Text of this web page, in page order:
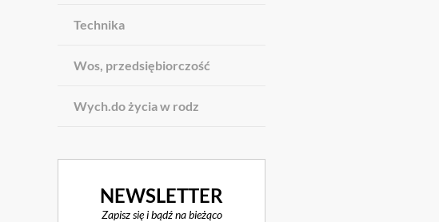
Technika
Wos, przedsiębiorczość
Wych.do życia w rodz
NEWSLETTER
Zapisz się i bądź na bieżąco